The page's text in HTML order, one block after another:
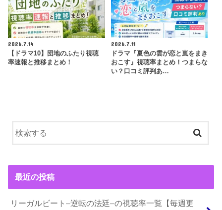
2026.7.14
【ドラマ10】団地のふたり視聴
率速報と推移まとめ！
2026.7.11
ドラマ『夏色の雲が恋と嵐をまき
おこす』視聴率まとめ！つまらな
い？口コミ評判あ…
最近の投稿
リーガルビート–逆転の法廷–の視聴率一覧【毎週更